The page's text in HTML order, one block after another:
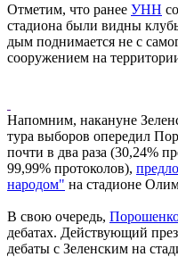
Отметим, что ранее УНН
стадиона были видны
дым поднимается не с
сооружением на
Напомним, накануне
тура выборов опередил
почти в два раза (30,24%
99,99% протоколов),
народом" на стадионе
В свою очередь,
дебатах. Действующий
дебаты с Зеленским на